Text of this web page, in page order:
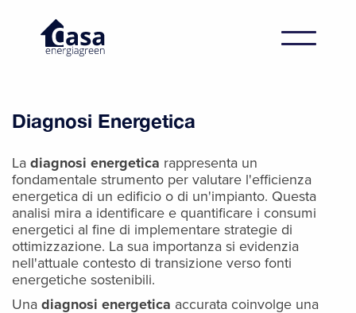
Diagnosi Energetica
La diagnosi energetica rappresenta un
fondamentale strumento per valutare l'efficienza
energetica di un edificio o di un'impianto. Questa
analisi mira a identificare e quantificare i consumi
energetici al fine di implementare strategie di
ottimizzazione. La sua importanza si evidenzia
nell'attuale contesto di transizione verso fonti
energetiche sostenibili.
Una diagnosi energetica accurata coinvolge una